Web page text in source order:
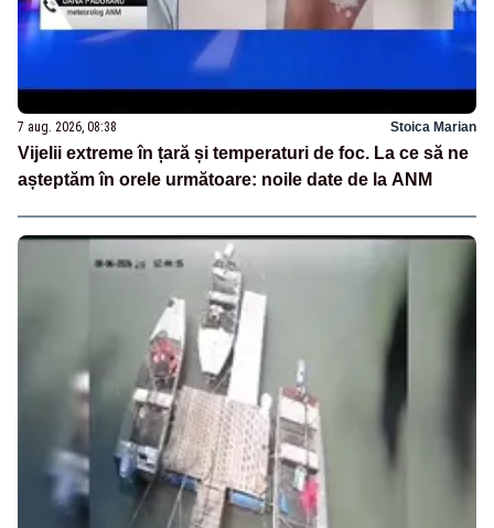
7 aug. 2026, 08:38 Stoica Marian
Vijelii extreme în țară și temperaturi de foc. La ce să ne
așteptăm în orele următoare: noile date de la ANM